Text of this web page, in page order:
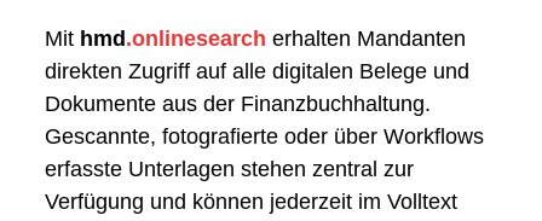
Mit hmd .onlinesearch erhalten Mandanten
direkten Zugriff auf alle digitalen Belege und
Dokumente aus der Finanzbuchhaltung.
Gescannte, fotografierte oder über Workflows
erfasste Unterlagen stehen zentral zur
Verfügung und können jederzeit im Volltext